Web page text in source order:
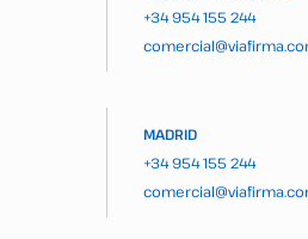
+34 954 155 244
MADRID
+34 954 155 244